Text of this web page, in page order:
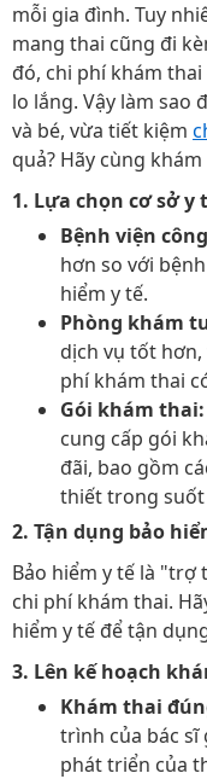
mỗi gia đình. Tuy
mang thai cũng đi
đó, chi phí khám
lo lắng. Vậy làm sao
và bé, vừa tiết kiệm
quả? Hãy cùng
1. Lựa chọn cơ sở y
Bệnh viện
hơn so với
hiểm y tế.
Phòng khám
dịch vụ tốt
phí khám thai
Gói khám thai:
cung cấp gói
đãi, bao gồm
thiết trong suốt
2. Tận dụng bảo
Bảo hiểm y tế là "trợ
chi phí khám thai.
hiểm y tế để tận
3. Lên kế hoạch
Khám thai
trình của bác sĩ
phát triển của